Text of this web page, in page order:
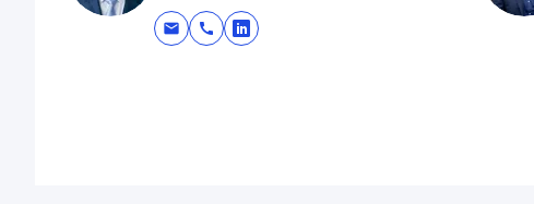
mail call opens in a new tab